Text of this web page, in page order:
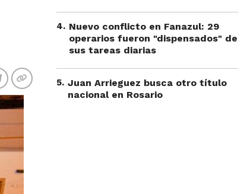
4. Nuevo conflicto en Fanazul: 29
operarios fueron "dispensados" de
sus tareas diarias
5. Juan Arrieguez busca otro título
nacional en Rosario